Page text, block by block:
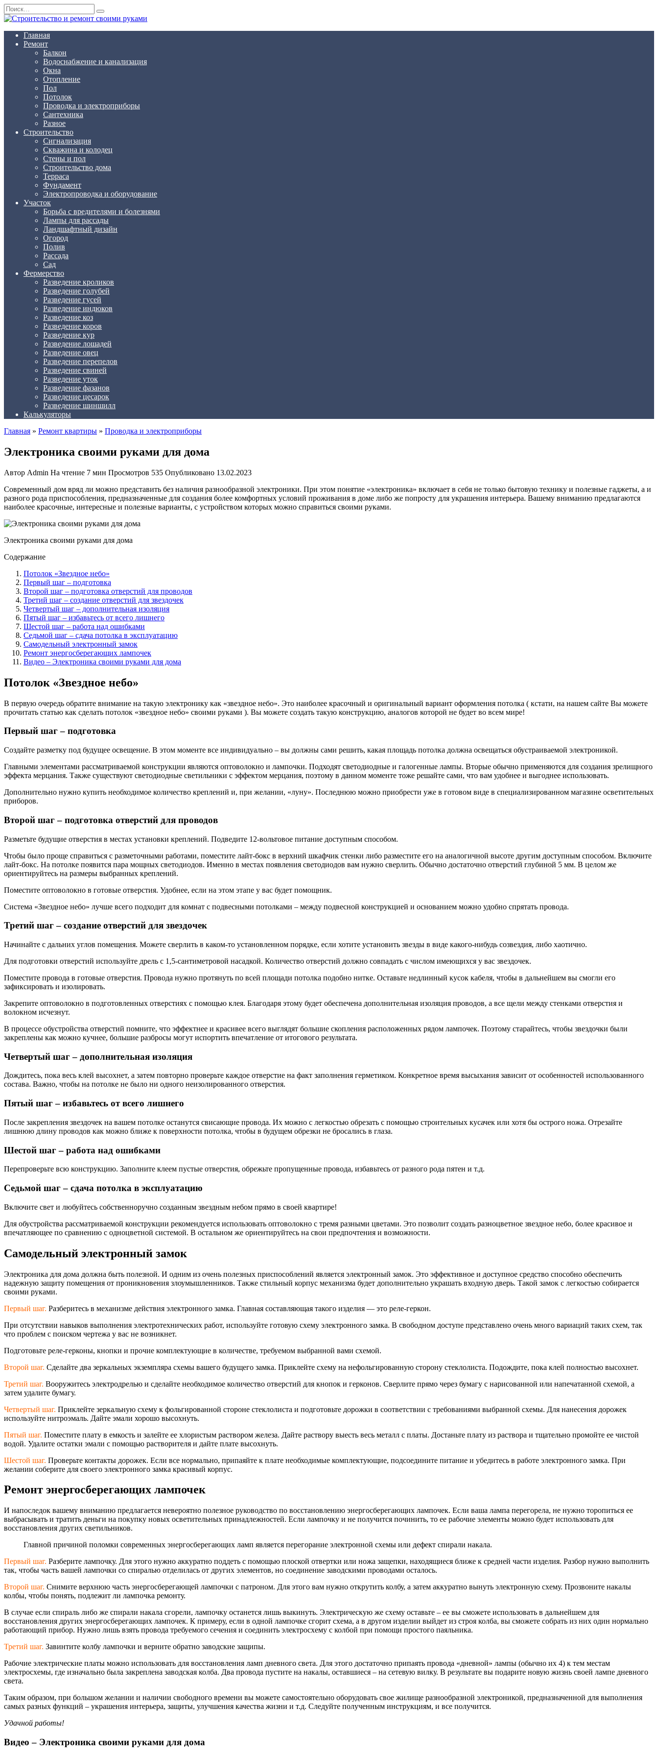
Перейти
к
содержанию
Search
for:
Главная
Ремонт
Балкон
Водоснабжение и канализация
Окна
Отопление
Пол
Потолок
Проводка и электроприборы
Сантехника
Разное
Строительство
Сигнализация
Скважина и колодец
Стены и пол
Строительство дома
Терраса
Фундамент
Электропроводка и оборудование
Участок
Борьба с вредителями и болезнями
Лампы для рассады
Ландшафтный дизайн
Огород
Полив
Рассада
Сад
Фермерство
Разведение кроликов
Разведение голубей
Разведение гусей
Разведение индюков
Разведение коз
Разведение коров
Разведение кур
Разведение лошадей
Разведение овец
Разведение перепелов
Разведение свиней
Разведение уток
Разведение фазанов
Разведение цесарок
Разведение шиншилл
Калькуляторы
Главная » Ремонт квартиры » Проводка и электроприборы
Электроника своими руками для дома
Автор Admin На чтение 7 мин Просмотров 535 Опубликовано 13.02.2023
Современный дом вряд ли можно представить без наличия разнообразной электроники. При этом понятие «электроника» включает в себя не только бытовую технику и полезные гаджеты, а и
разного рода приспособления, предназначенные для создания более комфортных условий проживания в доме либо же попросту для украшения интерьера. Вашему вниманию предлагаются
наиболее красочные, интересные и полезные варианты, с устройством которых можно справиться своими руками.
Электроника своими руками для дома
Содержание
Потолок «Звездное небо»
Первый шаг – подготовка
Второй шаг – подготовка отверстий для проводов
Третий шаг – создание отверстий для звездочек
Четвертый шаг – дополнительная изоляция
Пятый шаг – избавьтесь от всего лишнего
Шестой шаг – работа над ошибками
Седьмой шаг – сдача потолка в эксплуатацию
Самодельный электронный замок
Ремонт энергосберегающих лампочек
Видео – Электроника своими руками для дома
Потолок «Звездное небо»
В первую очередь обратите внимание на такую электронику как «звездное небо». Это наиболее красочный и оригинальный вариант оформления потолка ( кстати, на нашем сайте Вы можете
прочитать статью как сделать потолок «звездное небо» своими руками ). Вы можете создать такую конструкцию, аналогов которой не будет во всем мире!
Первый шаг – подготовка
Создайте разметку под будущее освещение. В этом моменте все индивидуально – вы должны сами решить, какая площадь потолка должна освещаться обустраиваемой электроникой.
Главными элементами рассматриваемой конструкции являются оптоволокно и лампочки. Подходят светодиодные и галогенные лампы. Вторые обычно применяются для создания зрелищного
эффекта мерцания. Также существуют светодиодные светильники с эффектом мерцания, поэтому в данном моменте тоже решайте сами, что вам удобнее и выгоднее использовать.
Дополнительно нужно купить необходимое количество креплений и, при желании, «луну». Последнюю можно приобрести уже в готовом виде в специализированном магазине осветительных
приборов.
Второй шаг – подготовка отверстий для проводов
Разметьте будущие отверстия в местах установки креплений. Подведите 12-вольтовое питание доступным способом.
Чтобы было проще справиться с разметочными работами, поместите лайт-бокс в верхний шкафчик стенки либо разместите его на аналогичной высоте другим доступным способом. Включите
лайт-бокс. На потолке появится пара мощных светодиодов. Именно в местах появления светодиодов вам нужно сверлить. Обычно достаточно отверстий глубиной 5 мм. В целом же
ориентируйтесь на размеры выбранных креплений.
Поместите оптоволокно в готовые отверстия. Удобнее, если на этом этапе у вас будет помощник.
Система «Звездное небо» лучше всего подходит для комнат с подвесными потолками – между подвесной конструкцией и основанием можно удобно спрятать провода.
Третий шаг – создание отверстий для звездочек
Начинайте с дальних углов помещения. Можете сверлить в каком-то установленном порядке, если хотите установить звезды в виде какого-нибудь созвездия, либо хаотично.
Для подготовки отверстий используйте дрель с 1,5-сантиметровой насадкой. Количество отверстий должно совпадать с числом имеющихся у вас звездочек.
Поместите провода в готовые отверстия. Провода нужно протянуть по всей площади потолка подобно нитке. Оставьте недлинный кусок кабеля, чтобы в дальнейшем вы смогли его
зафиксировать и изолировать.
Закрепите оптоволокно в подготовленных отверстиях с помощью клея. Благодаря этому будет обеспечена дополнительная изоляция проводов, а все щели между стенками отверстия и
волокном исчезнут.
В процессе обустройства отверстий помните, что эффектнее и красивее всего выглядят большие скопления расположенных рядом лампочек. Поэтому старайтесь, чтобы звездочки были
закреплены как можно кучнее, большие разбросы могут испортить впечатление от итогового результата.
Четвертый шаг – дополнительная изоляция
Дождитесь, пока весь клей высохнет, а затем повторно проверьте каждое отверстие на факт заполнения герметиком. Конкретное время высыхания зависит от особенностей использованного
состава. Важно, чтобы на потолке не было ни одного неизолированного отверстия.
Пятый шаг – избавьтесь от всего лишнего
После закрепления звездочек на вашем потолке останутся свисающие провода. Их можно с легкостью обрезать с помощью строительных кусачек или хотя бы острого ножа. Отрезайте
лишнюю длину проводов как можно ближе к поверхности потолка, чтобы в будущем обрезки не бросались в глаза.
Шестой шаг – работа над ошибками
Перепроверьте всю конструкцию. Заполните клеем пустые отверстия, обрежьте пропущенные провода, избавьтесь от разного рода пятен и т.д.
Седьмой шаг – сдача потолка в эксплуатацию
Включите свет и любуйтесь собственноручно созданным звездным небом прямо в своей квартире!
Для обустройства рассматриваемой конструкции рекомендуется использовать оптоволокно с тремя разными цветами. Это позволит создать разноцветное звездное небо, более красивое и
впечатляющее по сравнению с одноцветной системой. В остальном же ориентируйтесь на свои предпочтения и возможности.
Самодельный электронный замок
Электроника для дома должна быть полезной. И одним из очень полезных приспособлений является электронный замок. Это эффективное и доступное средство способно обеспечить
надежную защиту помещения от проникновения злоумышленников. Также стильный корпус механизма будет дополнительно украшать входную дверь. Такой замок с легкостью собирается
своими руками.
Первый шаг. Разберитесь в механизме действия электронного замка. Главная составляющая такого изделия — это реле-геркон.
При отсутствии навыков выполнения электротехнических работ, используйте готовую схему электронного замка. В свободном доступе представлено очень много вариаций таких схем, так
что проблем с поиском чертежа у вас не возникнет.
Подготовьте реле-герконы, кнопки и прочие комплектующие в количестве, требуемом выбранной вами схемой.
Второй шаг. Сделайте два зеркальных экземпляра схемы вашего будущего замка. Приклейте схему на нефольгированную сторону стеклолиста. Подождите, пока клей полностью высохнет.
Третий шаг. Вооружитесь электродрелью и сделайте необходимое количество отверстий для кнопок и герконов. Сверлите прямо через бумагу с нарисованной или напечатанной схемой, а
затем удалите бумагу.
Четвертый шаг. Приклейте зеркальную схему к фольгированной стороне стеклолиста и подготовьте дорожки в соответствии с требованиями выбранной схемы. Для нанесения дорожек
используйте нитроэмаль. Дайте эмали хорошо высохнуть.
Пятый шаг. Поместите плату в емкость и залейте ее хлористым раствором железа. Дайте раствору выесть весь металл с платы. Достаньте плату из раствора и тщательно промойте ее чистой
водой. Удалите остатки эмали с помощью растворителя и дайте плате высохнуть.
Шестой шаг. Проверьте контакты дорожек. Если все нормально, припаяйте к плате необходимые комплектующие, подсоедините питание и убедитесь в работе электронного замка. При
желании соберите для своего электронного замка красивый корпус.
Ремонт энергосберегающих лампочек
И напоследок вашему вниманию предлагается невероятно полезное руководство по восстановлению энергосберегающих лампочек. Если ваша лампа перегорела, не нужно торопиться ее
выбрасывать и тратить деньги на покупку новых осветительных принадлежностей. Если лампочку и не получится починить, то ее рабочие элементы можно будет использовать для
восстановления других светильников.
Главной причиной поломки современных энергосберегающих ламп является перегорание электронной схемы или дефект спирали накала.
Первый шаг. Разберите лампочку. Для этого нужно аккуратно поддеть с помощью плоской отвертки или ножа защепки, находящиеся ближе к средней части изделия. Разбор нужно выполнить
так, чтобы часть вашей лампочки со спиралью отделилась от других элементов, но соединение заводскими проводами осталось.
Второй шаг. Снимите верхнюю часть энергосберегающей лампочки с патроном. Для этого вам нужно открутить колбу, а затем аккуратно вынуть электронную схему. Прозвоните накалы
колбы, чтобы понять, подлежит ли лампочка ремонту.
В случае если спираль либо же спирали накала сгорели, лампочку останется лишь выкинуть. Электрическую же схему оставьте – ее вы сможете использовать в дальнейшем для
восстановления других энергосберегающих лампочек. К примеру, если в одной лампочке сгорит схема, а в другом изделии выйдет из строя колба, вы сможете собрать из них один нормально
работающий прибор. Нужно лишь взять провода требуемого сечения и соединить электросхему с колбой при помощи простого паяльника.
Третий шаг. Завинтите колбу лампочки и верните обратно заводские защипы.
Рабочие электрические платы можно использовать для восстановления ламп дневного света. Для этого достаточно припаять провода «дневной» лампы (обычно их 4) к тем местам
электросхемы, где изначально была закреплена заводская колба. Два провода пустите на накалы, оставшиеся – на сетевую вилку. В результате вы подарите новую жизнь своей лампе дневного
света.
Таким образом, при большом желании и наличии свободного времени вы можете самостоятельно оборудовать свое жилище разнообразной электроникой, предназначенной для выполнения
самых разных функций – украшения интерьера, защиты, улучшения качества жизни и т.д. Следуйте полученным инструкциям, и все получится.
Удачной работы!
Видео – Электроника своими руками для дома